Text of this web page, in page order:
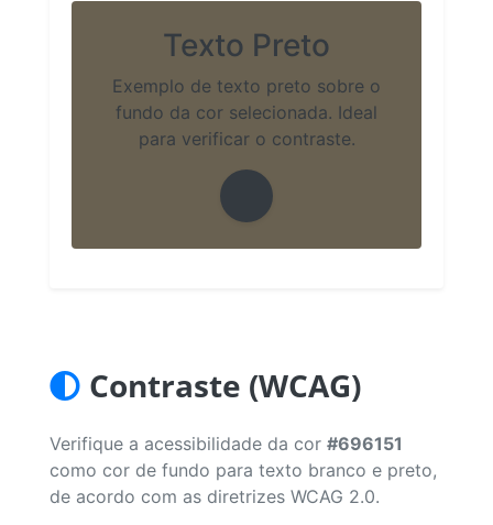
Texto Preto
Exemplo de texto preto sobre o
fundo da cor selecionada. Ideal
para verificar o contraste.
Contraste (WCAG)
Verifique a acessibilidade da cor #696151
como cor de fundo para texto branco e preto,
de acordo com as diretrizes WCAG 2.0.